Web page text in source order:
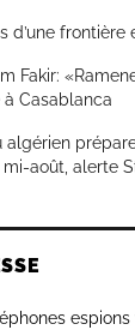
d’une frontière
Fakir:
Casablanca
algérien
août, alerte
espions